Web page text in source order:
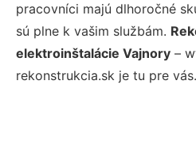
pracovníci majú dlhoročné
sú plne k vašim službám.
elektroinštalácie Vajnory –
rekonstrukcia.sk je tu pre vás.